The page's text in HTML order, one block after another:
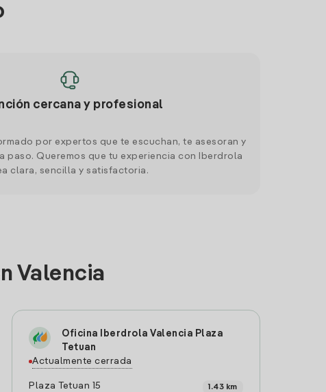
cercana y profesional
por expertos que te escuchan, te asesoran y
paso. Queremos que tu experiencia con Iberdrola
clara, sencilla y satisfactoria.
Valencia
Oficina Iberdrola Valencia Plaza
Tetuan
Actualmente cerrada
Plaza Tetuan 15
1.43 km